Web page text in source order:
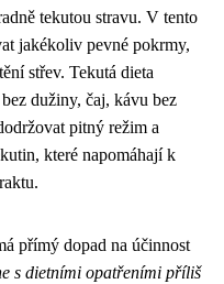
tekutou stravu. V tento
jakékoliv pevné pokrmy,
střev. Tekutá dieta
dužiny, čaj, kávu bez
pitný režim a
které napomáhají k
přímý dopad na účinnost
s dietními opatřeními příliš